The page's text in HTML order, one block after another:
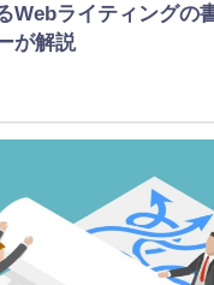
Webライティングの
が解説